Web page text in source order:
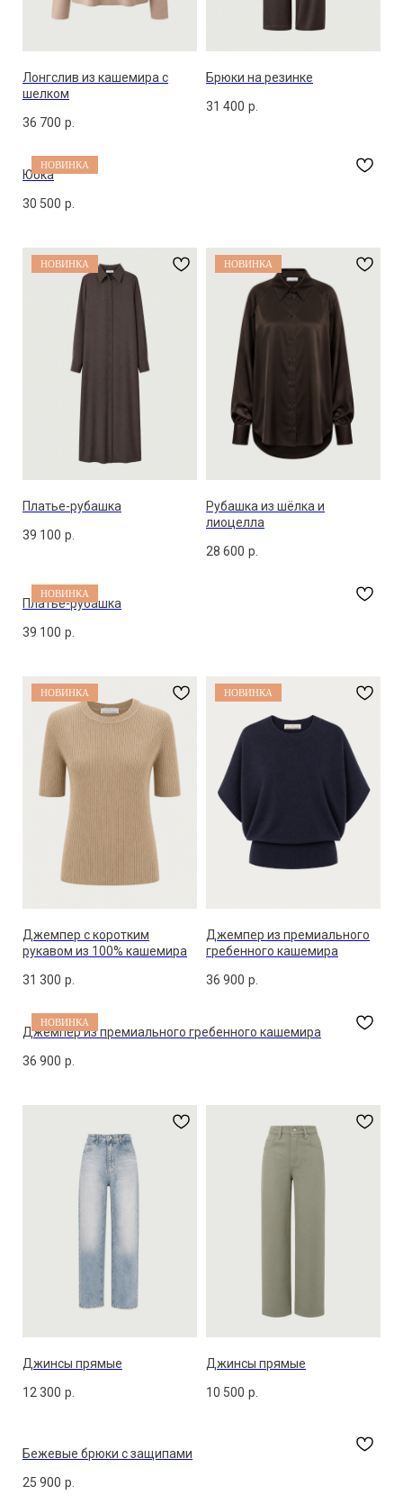
Лонгслив из кашемира с
шелком
36 700 р.
Брюки на резинке
31 400 р.
НОВИНКА
Юбка
30 500 р.
НОВИНКА
Платье-рубашка
39 100 р.
НОВИНКА
Рубашка из шёлка и
лиоцелла
28 600 р.
НОВИНКА
Платье-рубашка
39 100 р.
НОВИНКА
Джемпер с коротким
рукавом из 100% кашемира
31 300 р.
НОВИНКА
Джемпер из премиального
гребенного кашемира
36 900 р.
НОВИНКА
Джемпер из премиального гребенного кашемира
36 900 р.
Джинсы прямые
12 300 р.
Джинсы прямые
10 500 р.
Бежевые брюки с защипами
25 900 р.